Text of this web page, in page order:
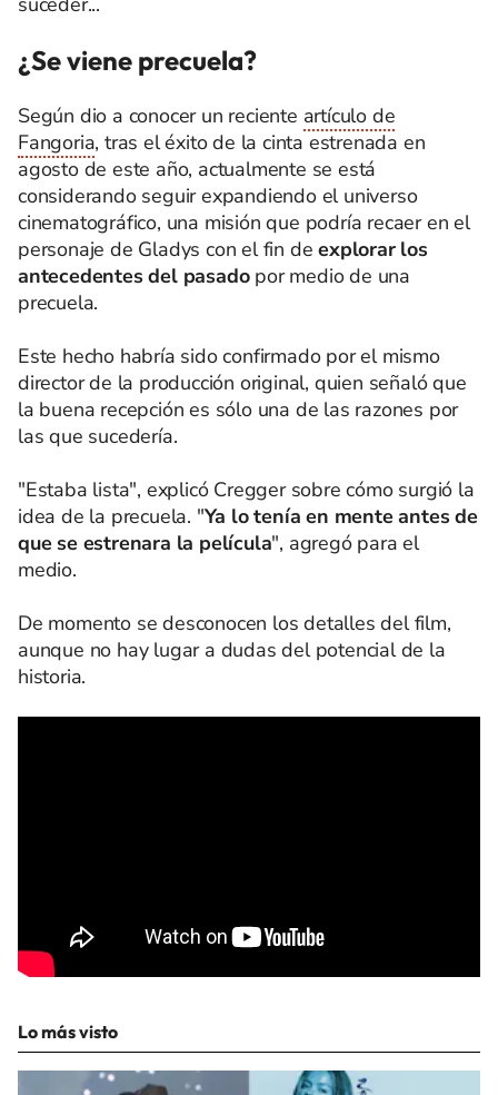
¿Se viene precuela?
Según dio a conocer un reciente artículo de
Fangoria, tras el éxito de la cinta estrenada en
agosto de este año, actualmente se está
considerando seguir expandiendo el universo
cinematográfico, una misión que podría recaer en el
personaje de Gladys con el fin de explorar los
antecedentes del pasado por medio de una
precuela.
Este hecho habría sido confirmado por el mismo
director de la producción original, quien señaló que
la buena recepción es sólo una de las razones por
las que sucedería.
"Estaba lista", explicó Cregger sobre cómo surgió la
idea de la precuela. "Ya lo tenía en mente antes de
que se estrenara la película", agregó para el
medio.
De momento se desconocen los detalles del film,
aunque no hay lugar a dudas del potencial de la
historia.
Lo más visto